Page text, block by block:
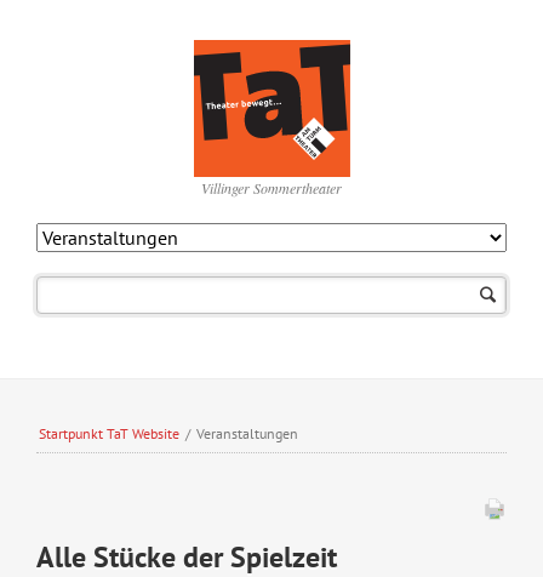
Villinger Sommertheater
Startpunkt TaT Website / Veranstaltungen
Alle Stücke der Spielzeit